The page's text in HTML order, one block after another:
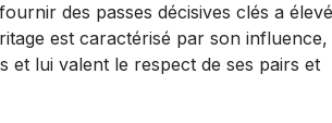
des passes décisives clés a élevé
est caractérisé par son influence,
et lui valent le respect de ses pairs et